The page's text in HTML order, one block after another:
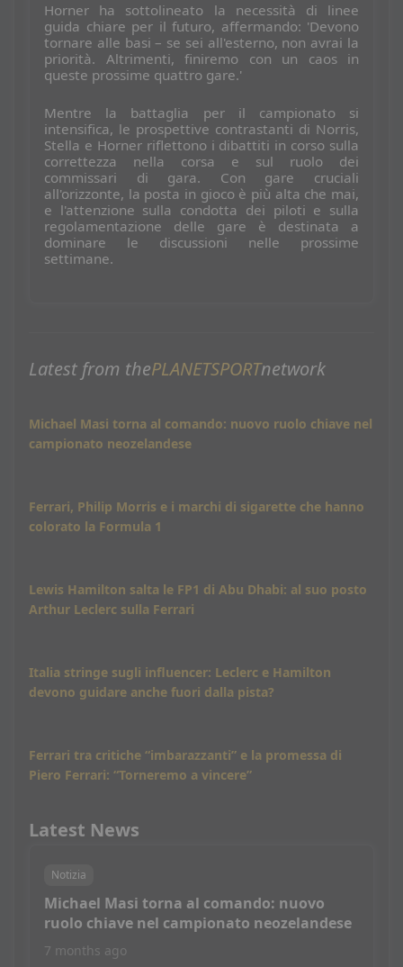
Horner ha sottolineato la necessità di linee
guida chiare per il futuro, affermando: 'Devono
tornare alle basi – se sei all'esterno, non avrai la
priorità. Altrimenti, finiremo con un caos in
queste prossime quattro gare.'
Mentre la battaglia per il campionato si
intensifica, le prospettive contrastanti di Norris,
Stella e Horner riflettono i dibattiti in corso sulla
correttezza nella corsa e sul ruolo dei
commissari di gara. Con gare cruciali
all'orizzonte, la posta in gioco è più alta che mai,
e l'attenzione sulla condotta dei piloti e sulla
regolamentazione delle gare è destinata a
dominare le discussioni nelle prossime
settimane.
Latest from thePLANETSPORTnetwork
Michael Masi torna al comando: nuovo ruolo chiave nel
campionato neozelandese
Ferrari, Philip Morris e i marchi di sigarette che hanno
colorato la Formula 1
Lewis Hamilton salta le FP1 di Abu Dhabi: al suo posto
Arthur Leclerc sulla Ferrari
Italia stringe sugli influencer: Leclerc e Hamilton
devono guidare anche fuori dalla pista?
Ferrari tra critiche “imbarazzanti” e la promessa di
Piero Ferrari: “Torneremo a vincere”
Latest News
Notizia
Michael Masi torna al comando: nuovo
ruolo chiave nel campionato neozelandese
7 months ago